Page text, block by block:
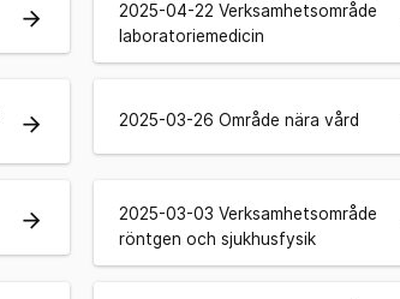
arrow_forward
2025-04-22 Verksamhetsområde
laboratoriemedicin
arrow_forward 2025-03-26 Område nära vård
arrow_forward
2025-03-03 Verksamhetsområde
röntgen och sjukhusfysik